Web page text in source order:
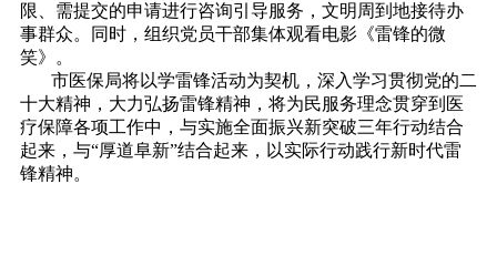
限、需提交的申请进行咨询引导服务，文明周到地接待办
事群众。同时，组织党员干部集体观看电影《雷锋的微
笑》。
市医保局将以学雷锋活动为契机，深入学习贯彻党的二
十大精神，大力弘扬雷锋精神，将为民服务理念贯穿到医
疗保障各项工作中，与实施全面振兴新突破三年行动结合
起来，与“厚道阜新”结合起来，以实际行动践行新时代雷
锋精神。